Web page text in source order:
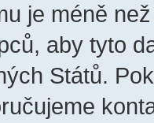
je méně
aby tyto
Států.